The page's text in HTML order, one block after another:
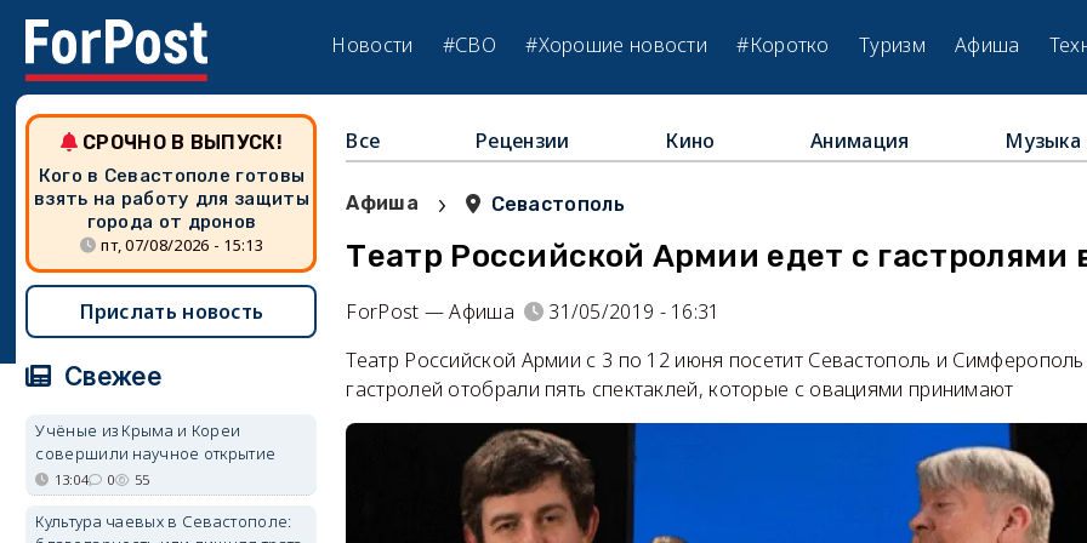
Новости #СВО #Хорошие новости #Коротко Туризм Афиша
Все Рецензии Кино Анимация Музыка
Афиша › Севастополь
Театр Российской Армии едет с гастролями
ForPost — Афиша
31/05/2019 - 16:31
Театр Российской Армии с 3 по 12 июня посетит Севастополь и
гастролей отобрали пять спектаклей, которые с овациями принимают
СРОЧНО В ВЫПУСК!
Кого в Севастополе готовы
взять на работу для защиты
города от дронов
пт, 07/08/2026 - 15:13
Прислать новость
Свежее
Учёные из Крыма и Кореи
совершили научное открытие
13:04 0 55
Культура чаевых в Севастополе: